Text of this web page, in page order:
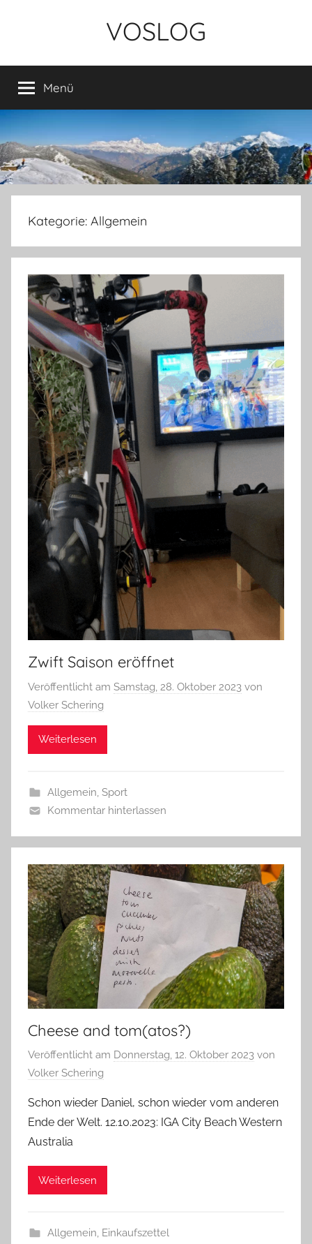
VOSLOG
Menü
Kategorie: Allgemein
Zwift Saison eröffnet
Veröffentlicht am Samstag, 28. Oktober 2023 von
Volker Schering
Weiterlesen
Allgemein Sport
Kommentar hinterlassen
Cheese and tom(atos?)
Veröffentlicht am Donnerstag, 12. Oktober 2023 von
Volker Schering
Schon wieder Daniel, schon wieder vom anderen
Ende der Welt. 12.10.2023: IGA City Beach Western
Australia
Weiterlesen
Allgemein, Einkaufszettel